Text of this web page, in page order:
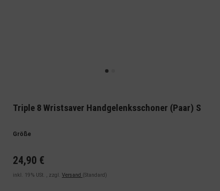
Triple 8 Wristsaver Handgelenksschoner (Paar) S
Größe
24,90 €
inkl. 19% USt. , zzgl. Versand (Standard)